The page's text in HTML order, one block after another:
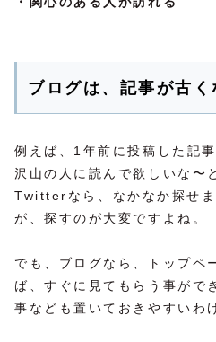
ブログは、記事が古
例えば、1年前に投稿した記
沢山の人に読んで欲しいな
Twitterなら、なかなか探せ
が、探すのが大変ですよね。
でも、ブログなら、トップペ
ば、すぐに見てもらう事がで
事なども置いておきやすいわ